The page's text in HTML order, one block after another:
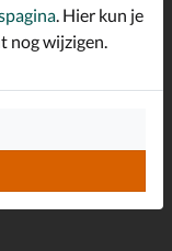
. Hier kun je
nog wijzigen.